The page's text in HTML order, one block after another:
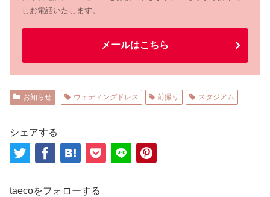
しお電話いたします。
メールはこちら
お知らせ ウェディングドレス 前撮り スタジアム
シェアする
taecoをフォローする